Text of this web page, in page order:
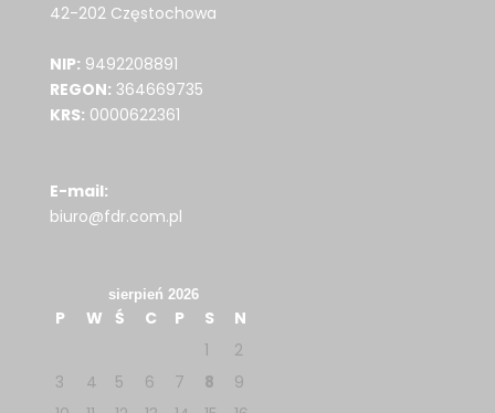
42-202 Częstochowa
NIP: 9492208891
REGON: 364669735
KRS: 0000622361
E-mail:
biuro@fdr.com.pl
sierpień 2026
P W Ś C P S
N
1
2
3
4 5 6 7 8
9